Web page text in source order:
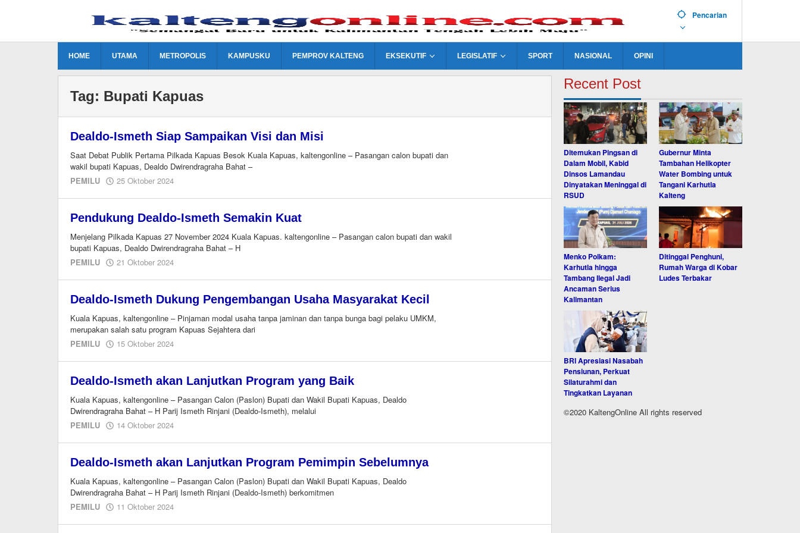
Pencarian
HOME UTAMA METROPOLIS KAMPUSKU PEMPROV KALTENG EKSEKUTIF LEGISLATIF SPORT NASIONAL OPINI
Tag: Bupati Kapuas
Dealdo-Ismeth Siap Sampaikan Visi dan Misi
Saat Debat Publik Pertama Pilkada Kapuas Besok Kuala Kapuas, kaltengonline – Pasangan calon bupati dan
wakil bupati Kapuas, Dealdo Dwirendragraha Bahat –
PEMILU
25 Oktober 2024
Pendukung Dealdo-Ismeth Semakin Kuat
Menjelang Pilkada Kapuas 27 November 2024 Kuala Kapuas. kaltengonline – Pasangan calon bupati dan wakil
bupati Kapuas, Dealdo Dwirendragraha Bahat – H
PEMILU
21 Oktober 2024
Dealdo-Ismeth Dukung Pengembangan Usaha Masyarakat Kecil
Kuala Kapuas, kaltengonline – Pinjaman modal usaha tanpa jaminan dan tanpa bunga bagi pelaku UMKM,
merupakan salah satu program Kapuas Sejahtera dari
PEMILU
15 Oktober 2024
Dealdo-Ismeth akan Lanjutkan Program yang Baik
Kuala Kapuas, kaltengonline – Pasangan Calon (Paslon) Bupati dan Wakil Bupati Kapuas, Dealdo
Dwirendragraha Bahat – H Parij Ismeth Rinjani (Dealdo-Ismeth), melalui
PEMILU
14 Oktober 2024
Dealdo-Ismeth akan Lanjutkan Program Pemimpin Sebelumnya
Kuala Kapuas, kaltengonline – Pasangan Calon (Paslon) Bupati dan Wakil Bupati Kapuas, Dealdo
Dwirendragraha Bahat – H Parij Ismeth Rinjani (Dealdo-Ismeth) berkomitmen
PEMILU
11 Oktober 2024
Recent Post
Ditemukan Pingsan di
Dalam Mobil, Kabid
Dinsos Lamandau
Dinyatakan Meninggal di
RSUD
Gubernur Minta
Tambahan Helikopter
Water Bombing untuk
Tangani Karhutla
Kalteng
Menko Polkam:
Karhutla hingga
Tambang Ilegal Jadi
Ancaman Serius
Kalimantan
Ditinggal Penghuni,
Rumah Warga di Kobar
Ludes Terbakar
BRI Apresiasi Nasabah
Pensiunan, Perkuat
Silaturahmi dan
Tingkatkan Layanan
©2020 KaltengOnline All rights reserved